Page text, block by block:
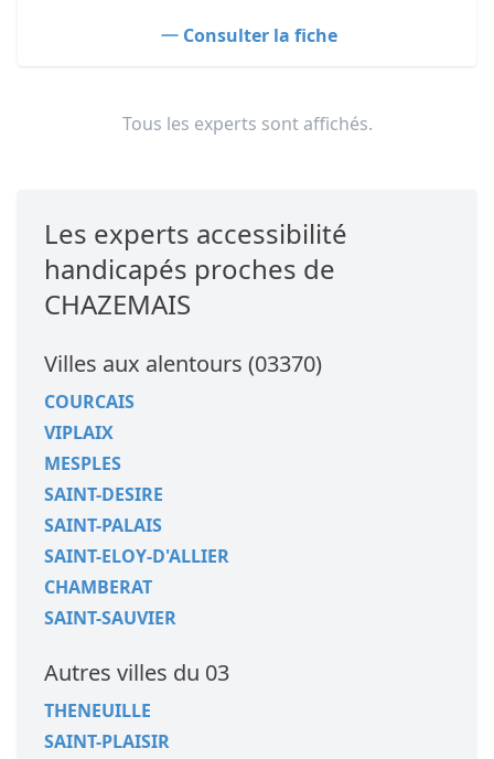
Consulter la fiche
Tous les experts sont affichés.
Les experts accessibilité
handicapés proches de
CHAZEMAIS
Villes aux alentours (03370)
COURCAIS
VIPLAIX
MESPLES
SAINT-DESIRE
SAINT-PALAIS
SAINT-ELOY-D'ALLIER
CHAMBERAT
SAINT-SAUVIER
Autres villes du 03
THENEUILLE
SAINT-PLAISIR